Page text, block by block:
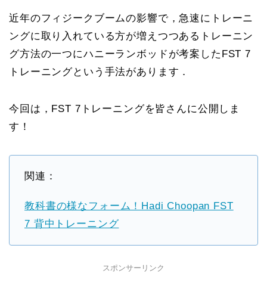
近年のフィジークブームの影響で，急速にトレーニ
ングに取り入れている方が増えつつあるトレーニン
グ方法の一つにハニーランボッドが考案したFST 7
トレーニングという手法があります．
今回は，FST 7トレーニングを皆さんに公開しま
す！
関連：
教科書の様なフォーム！Hadi Choopan FST
7 背中トレーニング
スポンサーリンク